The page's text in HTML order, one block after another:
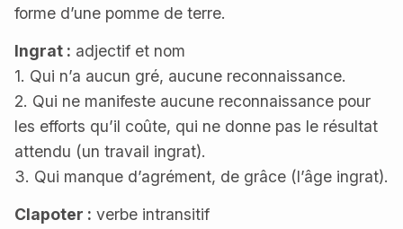
forme d’une pomme de terre.
Ingrat : adjectif et nom
1. Qui n’a aucun gré, aucune reconnaissance.
2. Qui ne manifeste aucune reconnaissance pour
les efforts qu’il coûte, qui ne donne pas le résultat
attendu (un travail ingrat).
3. Qui manque d’agrément, de grâce (l’âge ingrat).
Clapoter : verbe intransitif